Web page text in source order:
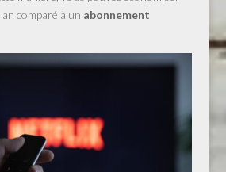
an comparé à un abonnement